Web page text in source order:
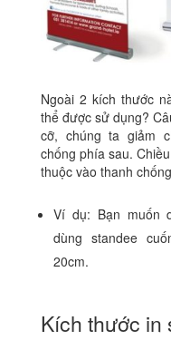
Ngoài 2 kích thước
thể được sử dụng?
cỡ, chúng ta giảm
chống phía sau.
thuộc vào thanh
Ví dụ: Bạn muốn
dùng standee
20cm.
Kích thước in